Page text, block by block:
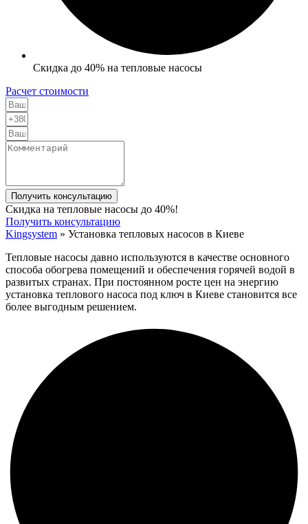
Скидка до 40% на тепловые насосы
Расчет стоимости
Получить консультацию
Скидка на тепловые насосы до 40%!
Получить консультацию
Kingsystem » Установка тепловых насосов в Киеве
Тепловые насосы давно используются в качестве основного
способа обогрева помещений и обеспечения горячей водой в
развитых странах. При постоянном росте цен на энергию
установка теплового насоса под ключ в Киеве становится все
более выгодным решением.